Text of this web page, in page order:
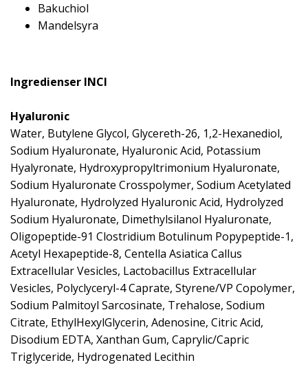
Bakuchiol
Mandelsyra
Ingredienser INCI
Hyaluronic
Water, Butylene Glycol, Glycereth-26, 1,2-Hexanediol,
Sodium Hyaluronate, Hyaluronic Acid, Potassium
Hyalyronate, Hydroxypropyltrimonium Hyaluronate,
Sodium Hyaluronate Crosspolymer, Sodium Acetylated
Hyaluronate, Hydrolyzed Hyaluronic Acid, Hydrolyzed
Sodium Hyaluronate, Dimethylsilanol Hyaluronate,
Oligopeptide-91 Clostridium Botulinum Popypeptide-1,
Acetyl Hexapeptide-8, Centella Asiatica Callus
Extracellular Vesicles, Lactobacillus Extracellular
Vesicles, Polyclyceryl-4 Caprate, Styrene/VP Copolymer,
Sodium Palmitoyl Sarcosinate, Trehalose, Sodium
Citrate, EthylHexylGlycerin, Adenosine, Citric Acid,
Disodium EDTA, Xanthan Gum, Caprylic/Capric
Triglyceride, Hydrogenated Lecithin